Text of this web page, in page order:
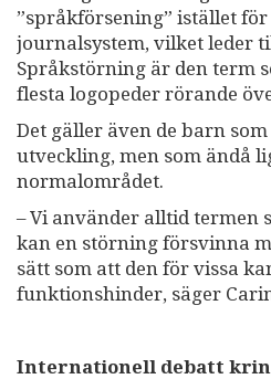
”språkförsening” istället
journalsystem, vilket leder
Språkstörning är den term
flesta logopeder rörande
Det gäller även de barn
utveckling, men som ändå
normalområdet.
– Vi använder alltid termen
kan en störning försvinna
sätt som att den för vissa
funktionshinder, säger
Internationell debatt